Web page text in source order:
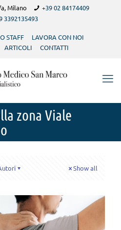
Milano
+39 02 84174409
3392135493
STAFF
LAVORA CON NOI
ARTICOLI CONTATTI
zona Viale
Show all